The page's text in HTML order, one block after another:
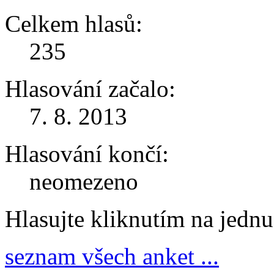
Celkem hlasů:
235
Hlasování začalo:
7. 8. 2013
Hlasování končí:
neomezeno
Hlasujte kliknutím na
seznam všech anket ...